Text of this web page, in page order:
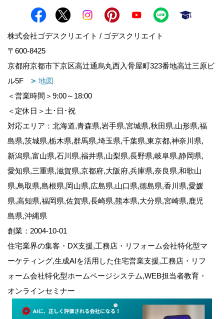
株式会社ゴデスクリエイト / ゴデスクリエイト
〒600-8425
京都府京都市下京区高辻通烏丸西入骨屋町323番地高辻三原ビ
ル5F
地図
＜営業時間＞9:00～18:00
＜定休日＞土･日･祝
対応エリア：北海道,青森県,岩手県,宮城県,秋田県,山形県,福
島県,茨城県,栃木県,群馬県,埼玉県,千葉県,東京都,神奈川県,
新潟県,富山県,石川県,福井県,山梨県,長野県,岐阜県,静岡県,
愛知県,三重県,滋賀県,京都府,大阪府,兵庫県,奈良県,和歌山
県,鳥取県,島根県,岡山県,広島県,山口県,徳島県,香川県,愛媛
県,高知県,福岡県,佐賀県,長崎県,熊本県,大分県,宮崎県,鹿児
島県,沖縄県
創業：2004-10-01
住宅業界の集客・DX支援,工務店・リフォーム会社特化型マ
ーケティング,生成AIを活用した住宅営業支援,工務店・リフ
ォーム会社特化型ホームページシステム,WEB担当者教育・
オンラインセミナー